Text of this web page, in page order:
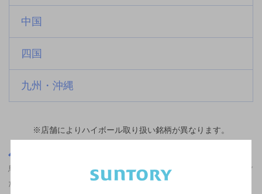
中国
四国
九州・沖縄
※店舗によりハイボール取り扱い銘柄が異なります。
鳥取県,中華・韓国・焼肉,ザ・プレミアム・モルツが飲める,掘りご
たつあり,2,000円以上～3,000円未満,個室ありの神泡超達人店